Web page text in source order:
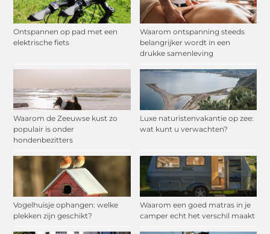
Ontspannen op pad met een
elektrische fiets
Waarom ontspanning steeds
belangrijker wordt in een
drukke samenleving
Waarom de Zeeuwse kust zo
populair is onder
hondenbezitters
Luxe naturistenvakantie op zee:
wat kunt u verwachten?
Vogelhuisje ophangen: welke
plekken zijn geschikt?
Waarom een goed matras in je
camper echt het verschil maakt